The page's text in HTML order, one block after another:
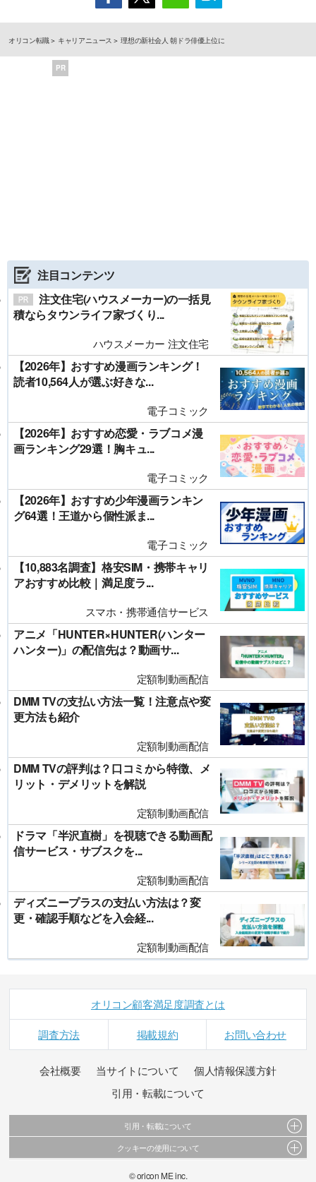
オリコン転職 キャリアニュース 理想の新社会人 朝ドラ俳優上位に
PR
注目コンテンツ
注文住宅(ハウスメーカー)の一括見
積ならタウンライフ家づくり...
ハウスメーカー 注文住宅
【2026年】おすすめ漫画ランキング！
読者10,564人が選ぶ好きな...
電子コミック
【2026年】おすすめ恋愛・ラブコメ漫
画ランキング29選！胸キュ...
電子コミック
【2026年】おすすめ少年漫画ランキン
グ64選！王道から個性派ま...
電子コミック
【10,883名調査】格安SIM・携帯キャリ
アおすすめ比較｜満足度ラ...
スマホ・携帯通信サービス
アニメ「HUNTER×HUNTER(ハンター
ハンター)」の配信先は？動画サ...
定額制動画配信
DMM TVの支払い方法一覧！注意点や変
更方法も紹介
定額制動画配信
DMM TVの評判は？口コミから特徴、メ
リット・デメリットを解説
定額制動画配信
ドラマ「半沢直樹」を視聴できる動画配
信サービス・サブスクを...
定額制動画配信
ディズニープラスの支払い方法は？変
更・確認手順などを入会経...
定額制動画配信
オリコン顧客満足度調査とは
調査方法 掲載規約 お問い合わせ
会社概要 当サイトについて
個人情報保護方針
引用・転載について
引用・転載について
当サイトで公開されている情報（文字、写真、イラスト、画像データ等）及びこれらの配
置・編集および構造などについての著作権は株式会社oricon MEに帰属しております。
これらの情報を権利者の許可なく無断転載・複製などの二次利用を行うことは固く禁じてお
クッキーの使用について
このサイトでは Cookie を使用して、ユーザーに合わせたコンテンツや広告の表示、ソーシャ
© oricon ME inc.